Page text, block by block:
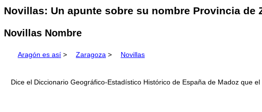
Novillas: Un apunte sobre su nombre Provincia de
Novillas Nombre
Aragón es así > Zaragoza > Novillas
Dice el Diccionario Geográfico-Estadístico Histórico de España de Madoz que